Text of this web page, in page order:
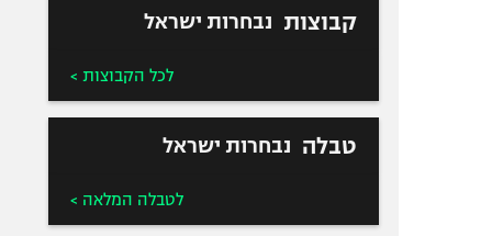
כדורסל עולמי ענפים נוספים
כדורעף
שחייה
אגרוף
קבוצות נבחרות ישראל
לכל הקבוצות >
טבלה נבחרות ישראל
לטבלה המלאה >